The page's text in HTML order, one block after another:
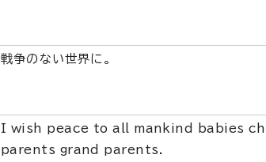
戦争のない世界に。
I wish peace to all mankind babies
parents grand parents.